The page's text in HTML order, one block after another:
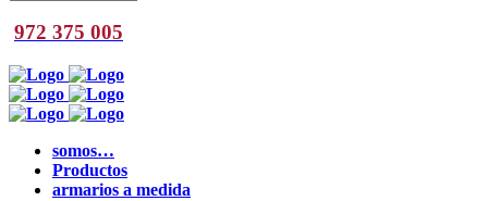
972 375 005
somos…
Productos
armarios a medida